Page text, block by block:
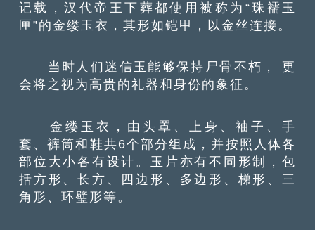
记载，汉代帝王下葬都使用被称为“珠襦玉
匣”的金缕玉衣，其形如铠甲，以金丝连接。
当时人们迷信玉能够保持尸骨不朽， 更
会将之视为高贵的礼器和身份的象征。
金缕玉衣，由头罩、上身、袖子、手
套、裤筒和鞋共6个部分组成，并按照人体各
部位大小各有设计。玉片亦有不同形制，包
括方形、长方、四边形、多边形、梯形、三
角形、环璧形等。